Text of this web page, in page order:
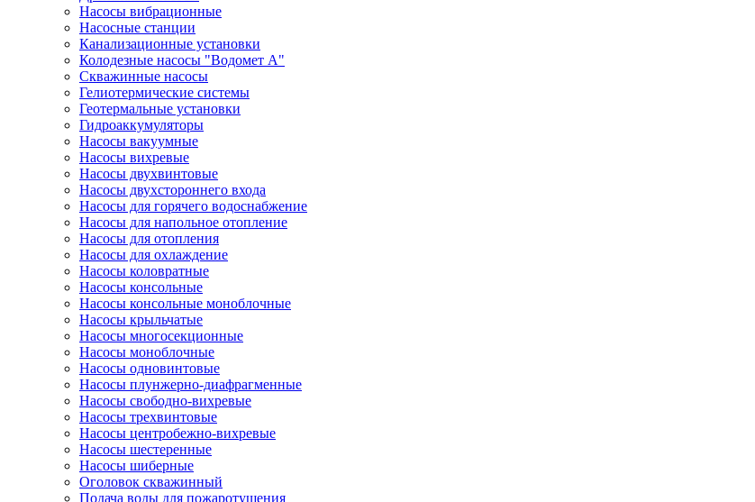
Насосы вибрационные
Насосные станции
Канализационные установки
Колодезные насосы "Водомет А"
Скважинные насосы
Гелиотермические системы
Геотермальные установки
Гидроаккумуляторы
Насосы вакуумные
Насосы вихревые
Насосы двухвинтовые
Насосы двухстороннего входа
Насосы для горячего водоснабжение
Насосы для напольное отопление
Насосы для отопления
Насосы для охлаждение
Насосы коловратные
Насосы консольные
Насосы консольные моноблочные
Насосы крыльчатые
Насосы многосекционные
Насосы моноблочные
Насосы одновинтовые
Насосы плунжерно-диафрагменные
Насосы свободно-вихревые
Насосы трехвинтовые
Насосы центробежно-вихревые
Насосы шестеренные
Насосы шиберные
Оголовок скважинный
Подача воды для пожаротушения